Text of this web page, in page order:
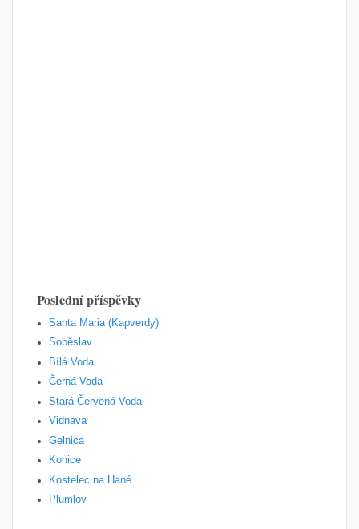
Poslední příspěvky
Santa Maria (Kapverdy)
Soběslav
Bílá Voda
Černá Voda
Stará Červená Voda
Vidnava
Gelnica
Konice
Kostelec na Hané
Plumlov